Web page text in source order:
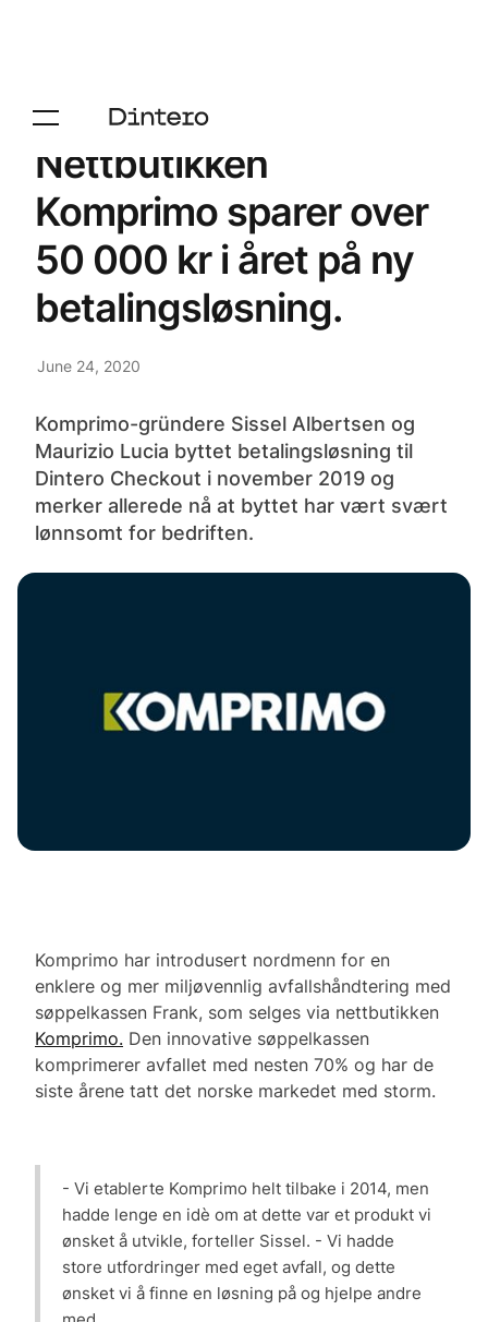
Nettbutikken
Komprimo sparer over
50 000 kr i året på ny
betalingsløsning.
June 24, 2020
Komprimo-gründere Sissel Albertsen og
Maurizio Lucia byttet betalingsløsning til
Dintero Checkout i november 2019 og
merker allerede nå at byttet har vært svært
lønnsomt for bedriften.
Komprimo har introdusert nordmenn for en
enklere og mer miljøvennlig avfallshåndtering med
søppelkassen Frank, som selges via nettbutikken
Komprimo. Den innovative søppelkassen
komprimerer avfallet med nesten 70% og har de
siste årene tatt det norske markedet med storm.
- Vi etablerte Komprimo helt tilbake i 2014, men
hadde lenge en idè om at dette var et produkt vi
ønsket å utvikle, forteller Sissel. - Vi hadde
store utfordringer med eget avfall, og dette
ønsket vi å finne en løsning på og hjelpe andre